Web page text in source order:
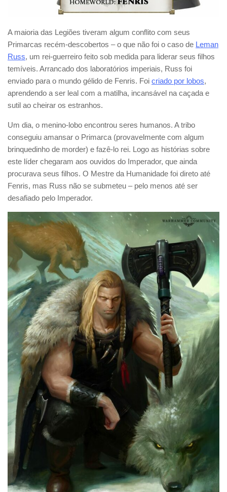
A maioria das Legiões tiveram algum conflito com seus
Primarcas recém-descobertos – o que não foi o caso de Leman
Russ, um rei-guerreiro feito sob medida para liderar seus filhos
temíveis. Arrancado dos laboratórios imperiais, Russ foi
enviado para o mundo gélido de Fenris. Foi criado por lobos,
aprendendo a ser leal com a matilha, incansável na caçada e
sutil ao cheirar os estranhos.
Um dia, o menino-lobo encontrou seres humanos. A tribo
conseguiu amansar o Primarca (provavelmente com algum
brinquedinho de morder) e fazê-lo rei. Logo as histórias sobre
este líder chegaram aos ouvidos do Imperador, que ainda
procurava seus filhos. O Mestre da Humanidade foi direto até
Fenris, mas Russ não se submeteu – pelo menos até ser
desafiado pelo Imperador.